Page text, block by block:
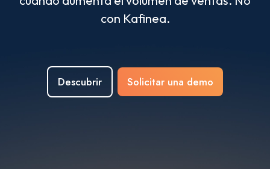
con Kafinea.
Descubrir Solicitar una demo